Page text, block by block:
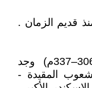
قديم الزمان .
والامبراطور الروماني قسطنطين (306–337م) وجد
المقيدة -